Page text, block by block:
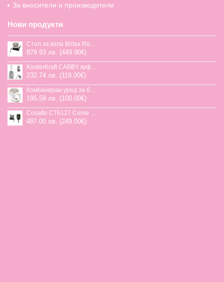
За вносители и производители
Нови продукти
879.93 лв. (449.90€)
232.74 лв. (119.00€)
195.59 лв. (100.00€)
487.00 лв. (249.00€)